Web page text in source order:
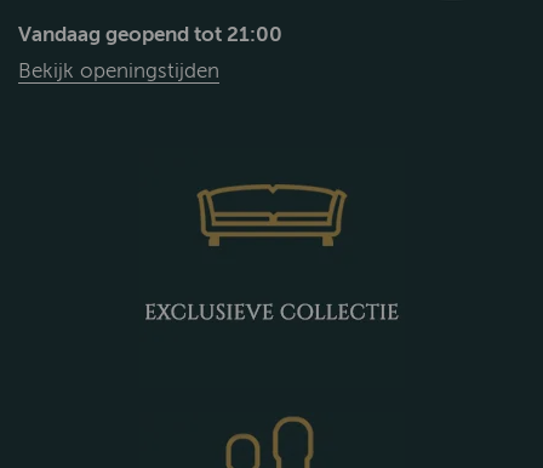
Vandaag geopend tot 21:00
Bekijk openingstijden